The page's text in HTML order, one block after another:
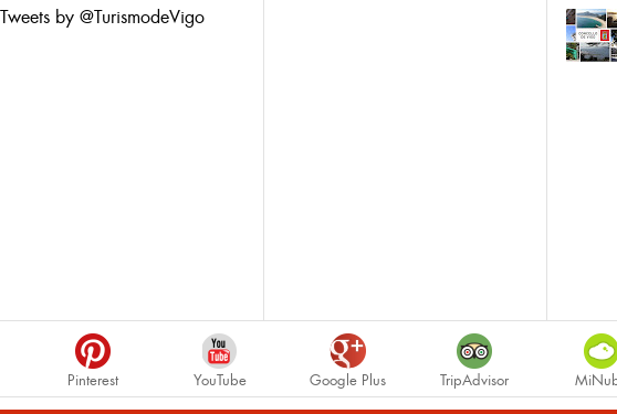
Tweets by @TurismodeVigo
Pinterest YouTube Google Plus TripAdvisor